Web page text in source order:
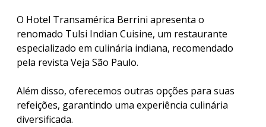
O Hotel Transamérica Berrini apresenta o
renomado Tulsi Indian Cuisine, um restaurante
especializado em culinária indiana, recomendado
pela revista Veja São Paulo.
Além disso, oferecemos outras opções para suas
refeições, garantindo uma experiência culinária
diversificada.